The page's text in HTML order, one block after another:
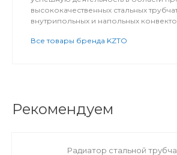
высококачественных стальных
внутрипольных и напольных
Все товары бренда KZTO
Рекомендуем
Радиатор стальной